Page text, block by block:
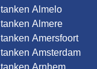
Almelo
Almere
Amersfoort
Amsterdam
Arnhem